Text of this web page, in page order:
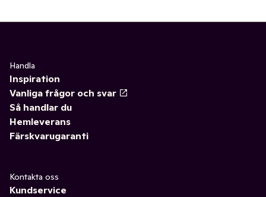
Handla
Inspiration
Vanliga frågor och svar
Så handlar du
Hemleverans
Färskvarugaranti
Kontakta oss
Kundservice